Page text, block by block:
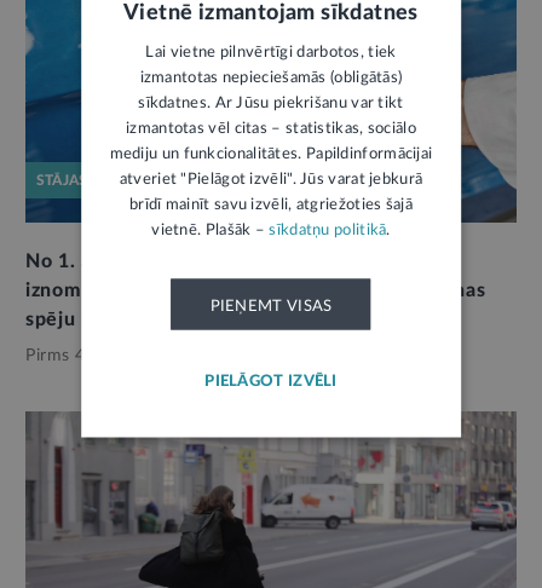
STĀJAS SPĒKĀ
No 1. aprīļa koplietošanas braucamrīku
iznomātājiem jānodrošina vecuma un reaģēšanas
spēju pārbaude
Pirms 4 mēnešiem,
Vietnē izmantojam sīkdatnes
Lai vietne pilnvērtīgi darbotos, tiek
izmantotas nepieciešamās (obligātās)
sīkdatnes. Ar Jūsu piekrišanu var tikt
izmantotas vēl citas – statistikas, sociālo
mediju un funkcionalitātes. Papildinformācijai
atveriet "Pielāgot izvēli". Jūs varat jebkurā
brīdī mainīt savu izvēli, atgriežoties šajā
vietnē. Plašāk –sīkdatņu politikā.
PIEŅEMT VISAS
PIELĀGOT IZVĒLI